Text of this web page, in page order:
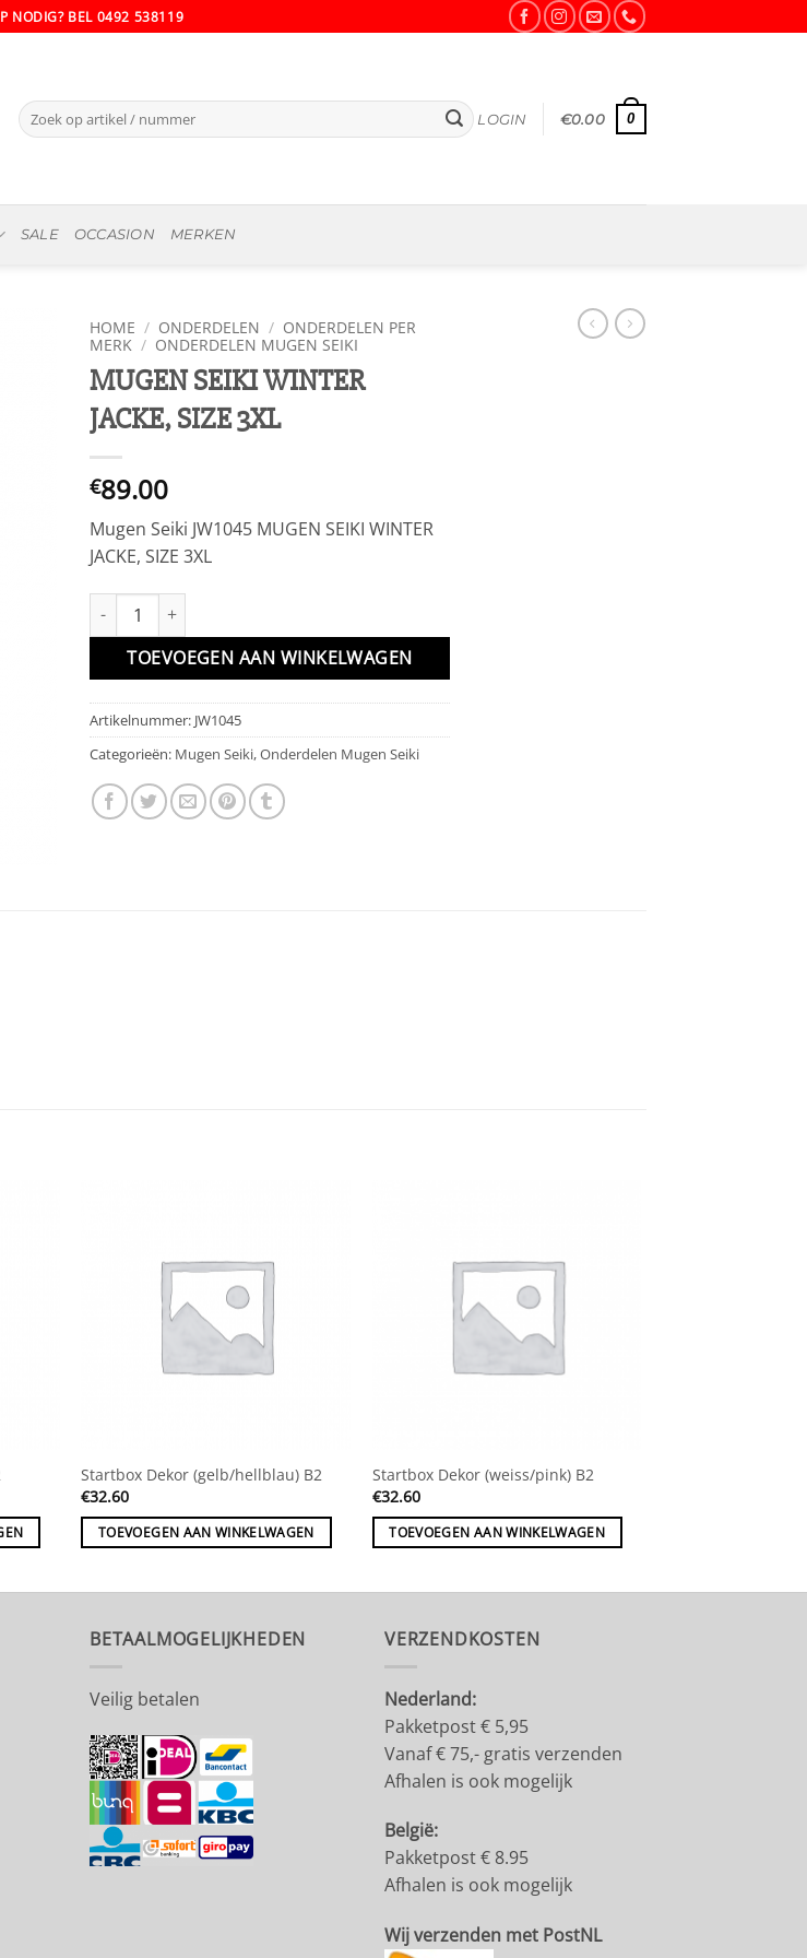
NODIG? BEL 0492 538119
Zoeken
naar:
LOGIN €0.00 0
SALE OCCASION MERKEN
HOME / ONDERDELEN / ONDERDELEN PER
MERK / ONDERDELEN MUGEN SEIKI
MUGEN SEIKI WINTER
JACKE, SIZE 3XL
€89.00
Mugen Seiki JW1045 MUGEN SEIKI WINTER
JACKE, SIZE 3XL
MUGEN SEIKI WINTER JACKE, SIZE 3XL aantal
TOEVOEGEN AAN WINKELWAGEN
Artikelnummer: JW1045
Categorieën: Mugen Seiki,Onderdelen Mugen Seiki
Startbox Dekor (gelb/hellblau) B2
€32.60
TOEVOEGEN AAN WINKELWAGEN
Startbox Dekor (weiss/pink) B2
€32.60
TOEVOEGEN AAN WINKELWAGEN
BETAALMOGELIJKHEDEN
Veilig betalen
VERZENDKOSTEN
Nederland:
Pakketpost € 5,95
Vanaf € 75,- gratis verzenden
Afhalen is ook mogelijk
België:
Pakketpost € 8.95
Afhalen is ook mogelijk
Wij verzenden met PostNL